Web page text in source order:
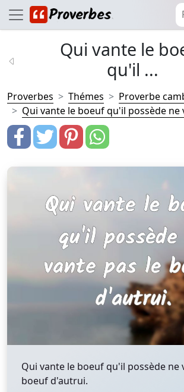
Qui vante le
qu'il ...
Proverbes Thémes
Proverbe
Qui vante le boeuf qu'il possède ne
Qui vante le boeuf qu'il possède ne
boeuf d'autrui.